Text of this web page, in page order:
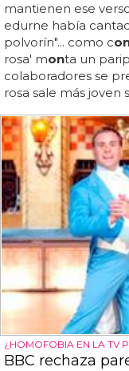
mantienen ese
edurne había
polvorín"... como c
rosa' monta un
colaboradores se
rosa sale más joven
¿HOMOFOBIA EN LA TV
BBC rechaza